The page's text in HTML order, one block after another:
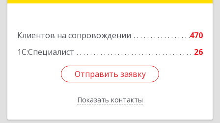
Клиентов на сопровождении
470
1С:Специалист
26
Отправить заявку
Показать контакты
Отправить заявку
Назад